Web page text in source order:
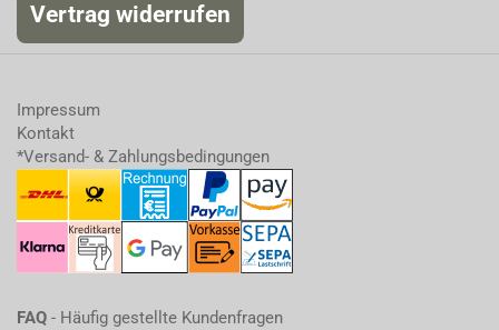
Vertrag widerrufen
Impressum
Kontakt
*Versand- & Zahlungsbedingungen
FAQ - Häufig gestellte Kundenfragen